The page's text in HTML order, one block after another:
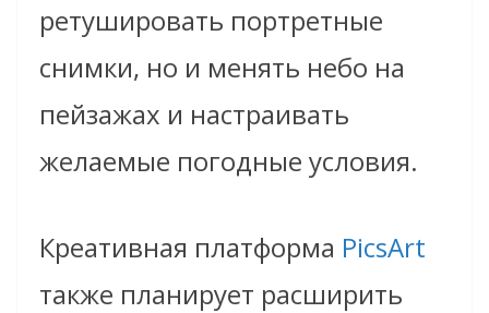
ретушировать портретные
снимки, но и менять небо на
пейзажах и настраивать
желаемые погодные условия.
Креативная платформа PicsArt
также планирует расширить